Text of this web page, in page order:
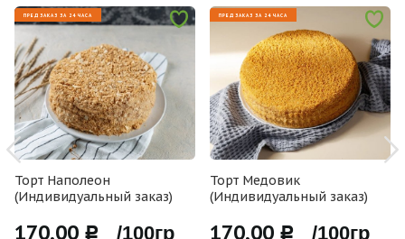
ПРЕДЗАКАЗ ЗА 24 ЧАСА
Торт Наполеон
(Индивидуальный заказ)
170,00 Р /100гр
ПРЕДЗАКАЗ ЗА 24 ЧАСА
Торт Медовик
(Индивидуальный заказ)
170,00 Р /100гр